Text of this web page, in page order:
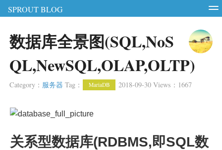
SPROUT BLOG
RSS
Login Register
数据库全景图(SQL,NoS
QL,NewSQL,OLAP,OLTP)
Category ： 服务器 Tag ： MariaDB 2018-09-30 Views ： 1667
关系型数据库(RDBMS,即SQL数